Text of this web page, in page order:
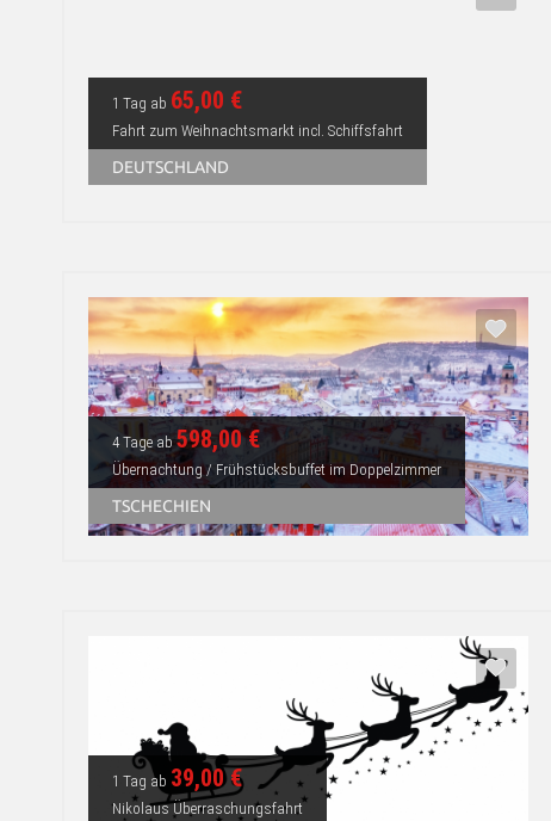
1 Tag ab 65,00 €
Fahrt zum Weihnachtsmarkt incl. Schiffsfahrt
DEUTSCHLAND
4 Tage ab598,00 €
Übernachtung / Frühstücksbuffet im Doppelzimmer
TSCHECHIEN
1 Tag ab 39,00 €
Nikolaus Überraschungsfahrt